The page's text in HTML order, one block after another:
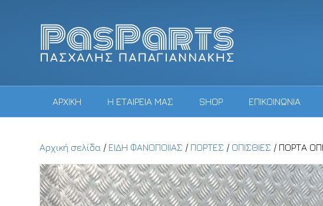
ΑΡΧΙΚΗ Η ΕΤΑΙΡΕΙΑ ΜΑΣ SHOP ΕΠΙΚΟΙΝΩΝΙΑ
Αρχική σελίδα / ΕΙΔΗ ΦΑΝΟΠΟΙΙΑΣ / ΠΟΡΤΕΣ / ΟΠΙΣΘΙΕΣ / ΠΟΡΤΑ